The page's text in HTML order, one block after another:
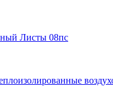
Листы 08пс